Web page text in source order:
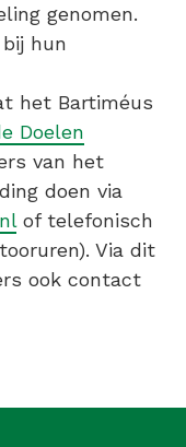
genomen.
hun
het Bartiméus
Doelen
van het
doen via
of telefonisch
Via dit
ook contact